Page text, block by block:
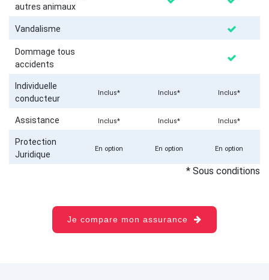
autres animaux
Vandalisme
Dommage tous
accidents
Individuelle
conducteur
Inclus* Inclus* Inclus*
Assistance Inclus* Inclus* Inclus*
Protection
Juridique
En option En option En option
* Sous conditions
Je compare mon assurance